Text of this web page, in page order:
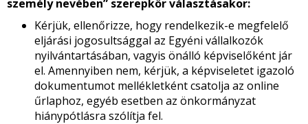
személy nevében” szerepkör választásakor:
Kérjük, ellenőrizze, hogy rendelkezik-e megfelelő
eljárási jogosultsággal az Egyéni vállalkozók
nyilvántartásában, vagyis önálló képviselőként jár
el. Amennyiben nem, kérjük, a képviseletet igazoló
dokumentumot mellékletként csatolja az online
űrlaphoz, egyéb esetben az önkormányzat
hiánypótlásra szólítja fel.